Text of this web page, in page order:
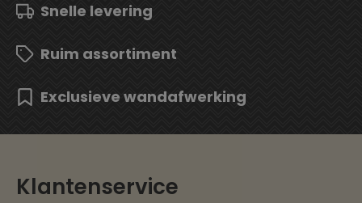
Snelle levering
Ruim assortiment
Exclusieve wandafwerking
Klantenservice